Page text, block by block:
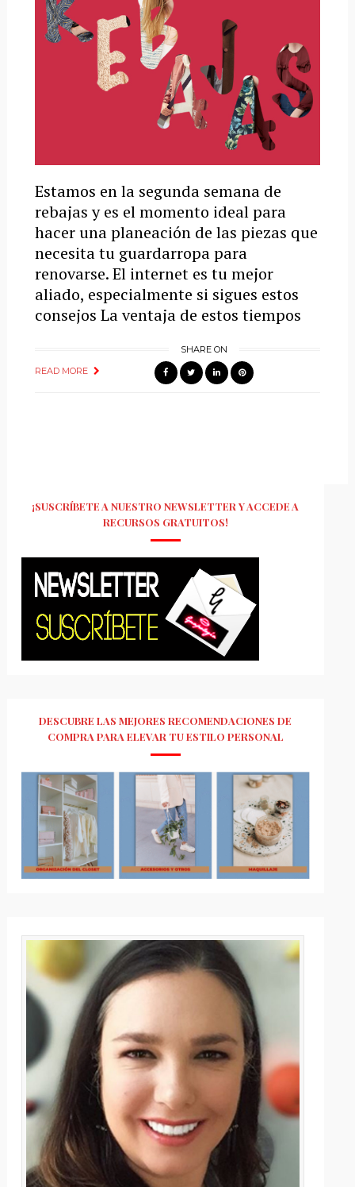
Estamos en la segunda semana de
rebajas y es el momento ideal para
hacer una planeación de las piezas que
necesita tu guardarropa para
renovarse. El internet es tu mejor
aliado, especialmente si sigues estos
consejos La ventaja de estos tiempos
READ MORE
SHARE ON
¡SUSCRÍBETE A NUESTRO NEWSLETTER Y ACCEDE A
RECURSOS GRATUITOS!
DESCUBRE LAS MEJORES RECOMENDACIONES DE
COMPRA PARA ELEVAR TU ESTILO PERSONAL